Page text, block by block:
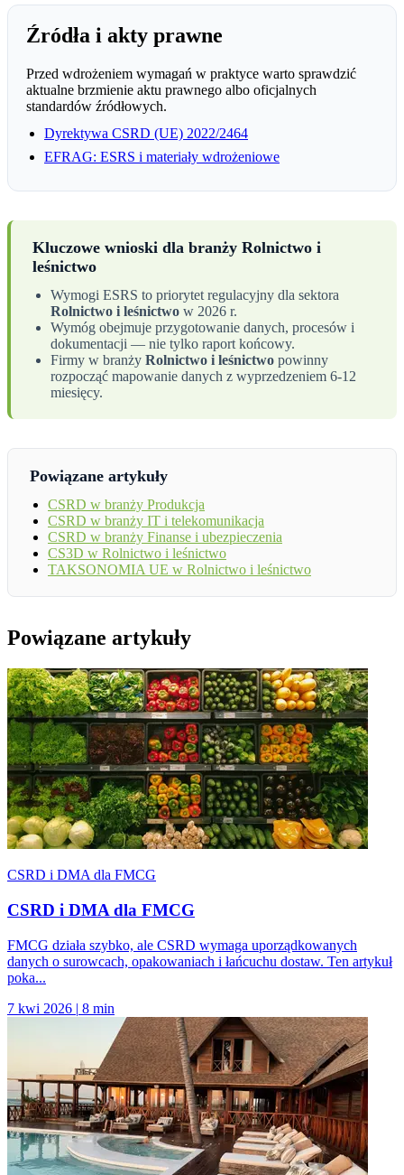
Źródła i akty prawne
Przed wdrożeniem wymagań w praktyce warto sprawdzić
aktualne brzmienie aktu prawnego albo oficjalnych
standardów źródłowych.
Dyrektywa CSRD (UE) 2022/2464
EFRAG: ESRS i materiały wdrożeniowe
Kluczowe wnioski dla branży Rolnictwo i
leśnictwo
Wymogi ESRS to priorytet regulacyjny dla sektora
Rolnictwo i leśnictwo w 2026 r.
Wymóg obejmuje przygotowanie danych, procesów i
dokumentacji — nie tylko raport końcowy.
Firmy w branży Rolnictwo i leśnictwo powinny
rozpocząć mapowanie danych z wyprzedzeniem 6-12
miesięcy.
Powiązane artykuły
CSRD w branży Produkcja
CSRD w branży IT i telekomunikacja
CSRD w branży Finanse i ubezpieczenia
CS3D w Rolnictwo i leśnictwo
TAKSONOMIA UE w Rolnictwo i leśnictwo
Powiązane artykuły
CSRD i DMA dla FMCG
CSRD i DMA dla FMCG
FMCG działa szybko, ale CSRD wymaga uporządkowanych
danych o surowcach, opakowaniach i łańcuchu dostaw. Ten artykuł
poka...
7 kwi 2026 | 8 min